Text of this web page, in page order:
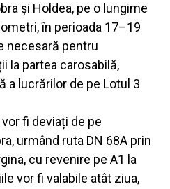
și Holdea, pe o lungime
în perioada 17–19
necesară pentru
la partea carosabilă,
a lucrărilor de pe Lotul 3
fi deviați de pe
urmând ruta DN 68A prin
cu revenire pe A1 la
vor fi valabile atât ziua,